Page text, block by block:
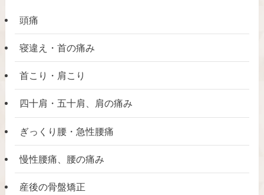
頭痛
寝違え・首の痛み
首こり・肩こり
四十肩・五十肩、肩の痛み
ぎっくり腰・急性腰痛
慢性腰痛、腰の痛み
産後の骨盤矯正